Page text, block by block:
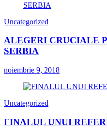
Uncategorized
ALEGERI CRUCIALE
SERBIA
noiembrie 9, 2018
Uncategorized
FINALUL UNUI